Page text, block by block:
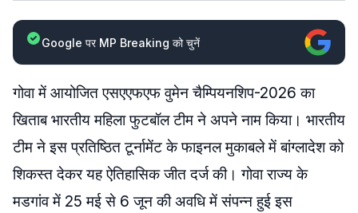
Google पर MP Breaking को चुनें
गोवा में आयोजित एसएएफएफ वुमेन चैम्पियनशिप-2026 का
खिताब भारतीय महिला फुटबॉल टीम ने अपने नाम किया। भारतीय
टीम ने इस प्रतिष्ठित टूर्नामेंट के फाइनल मुकाबले में बांग्लादेश को
शिकस्त देकर यह ऐतिहासिक जीत दर्ज की। गोवा राज्य के
मडगांव में 25 मई से 6 जून की अवधि में संपन्न हुई इस